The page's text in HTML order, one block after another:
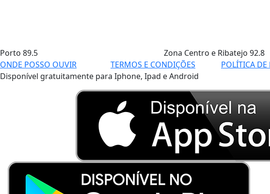
Porto 89.5 Zona Centro e Ribatejo 92.8
ONDE POSSO OUVIR
TERMOS E CONDIÇÕES POLÍTICA DE
Disponível gratuitamente para Iphone, Ipad e Android